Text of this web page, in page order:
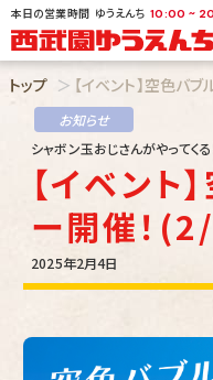
本日の営業時間 ゆうえんち 10:00 ~
トップ 【イベント】空色バ
お知らせ
シャボン玉おじさんがやってく
【イベント
ー開催！
2025年2月4日